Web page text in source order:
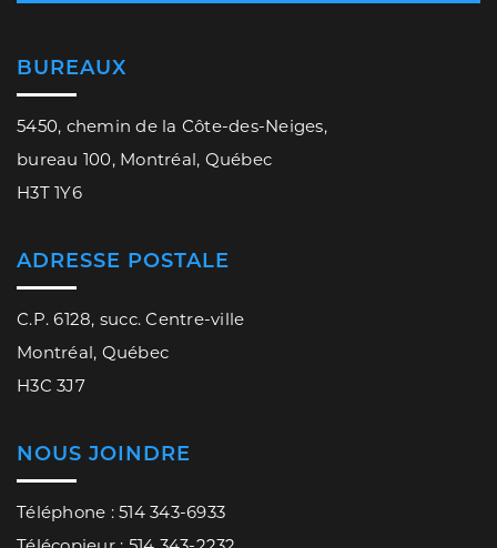
BUREAUX
5450, chemin de la Côte-des-Neiges,
bureau 100, Montréal, Québec
H3T 1Y6
ADRESSE POSTALE
C.P. 6128, succ. Centre-ville
Montréal, Québec
H3C 3J7
NOUS JOINDRE
Téléphone : 514 343-6933